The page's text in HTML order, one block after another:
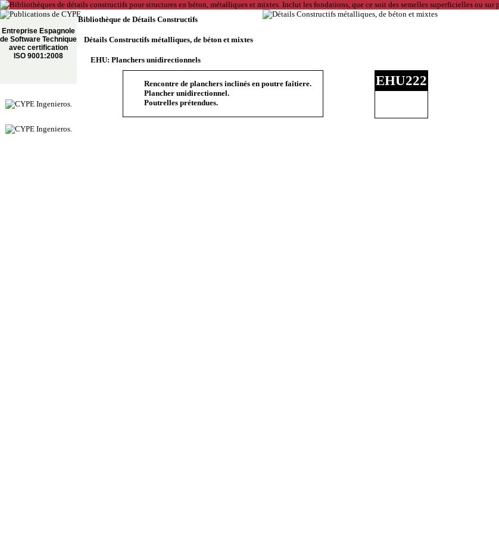
Entreprise Espagnole
de Software Technique
avec certification
ISO 9001:2008
Bibliothèque de Détails Constructifs
Détails Constructifs métalliques, de béton et mixtes
EHU: Planchers unidirectionnels
Rencontre de planchers inclinés en poutre faîtiere.
Plancher unidirectionnel.
Poutrelles prétendues.
EHU222